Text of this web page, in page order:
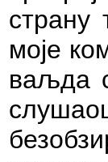
моје
ваљда